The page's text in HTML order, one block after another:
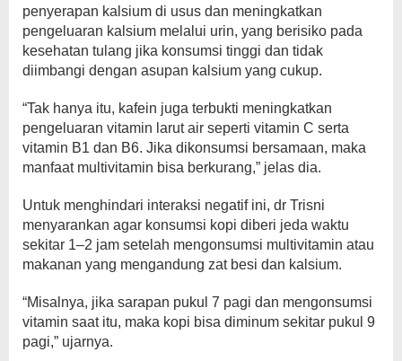
penyerapan kalsium di usus dan meningkatkan
pengeluaran kalsium melalui urin, yang berisiko pada
kesehatan tulang jika konsumsi tinggi dan tidak
diimbangi dengan asupan kalsium yang cukup.
“Tak hanya itu, kafein juga terbukti meningkatkan
pengeluaran vitamin larut air seperti vitamin C serta
vitamin B1 dan B6. Jika dikonsumsi bersamaan, maka
manfaat multivitamin bisa berkurang,” jelas dia.
Untuk menghindari interaksi negatif ini, dr Trisni
menyarankan agar konsumsi kopi diberi jeda waktu
sekitar 1–2 jam setelah mengonsumsi multivitamin atau
makanan yang mengandung zat besi dan kalsium.
“Misalnya, jika sarapan pukul 7 pagi dan mengonsumsi
vitamin saat itu, maka kopi bisa diminum sekitar pukul 9
pagi,” ujarnya.